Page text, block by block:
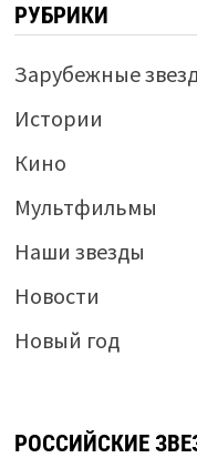
РУБРИКИ
Зарубежные
Истории
Кино
Мультфильмы
Наши звезды
Новости
Новый год
РОССИЙСКИЕ